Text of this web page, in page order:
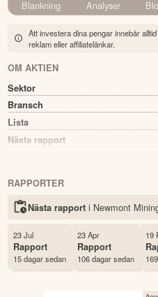
Blankning
Analyser
Att investera dina pengar innebär
reklam eller affiliatelänkar.
OM AKTIEN
Sektor
Bransch
Lista
Nästa rapport
Ticker
Land
Första handelsdag
RAPPORTER
Nästa rapport i Newmont
23 Jul
Rapport
15 dagar sedan
23 Apr
Rapport
106 dagar sedan
19